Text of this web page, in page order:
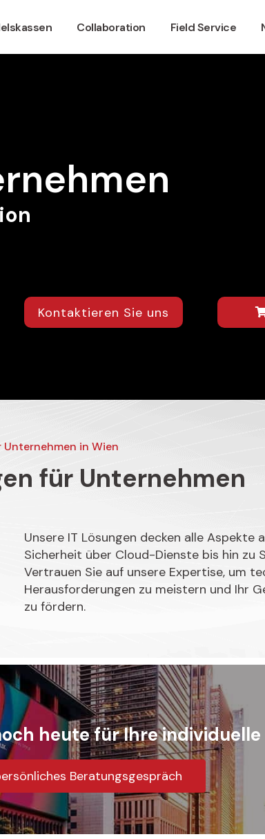
Collaboration Field Service
Kontaktieren Sie uns
Unternehmen in Wien
für Unternehmen
Unsere IT Lösungen decken alle Aspekte
Sicherheit über Cloud-Dienste bis hin zu
Vertrauen Sie auf unsere Expertise, um
Herausforderungen zu meistern und Ihr
zu fördern.
heute für Ihre
Beratungsgespräch